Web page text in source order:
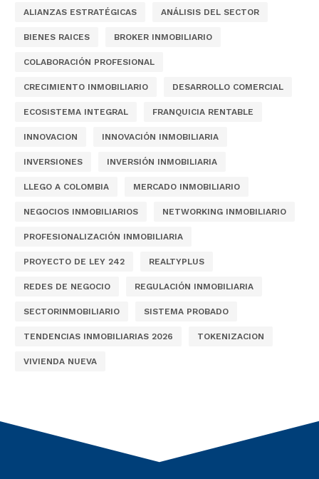
ALIANZAS ESTRATÉGICAS ANÁLISIS DEL SECTOR
BIENES RAICES BROKER INMOBILIARIO
COLABORACIÓN PROFESIONAL
CRECIMIENTO INMOBILIARIO DESARROLLO COMERCIAL
ECOSISTEMA INTEGRAL FRANQUICIA RENTABLE
INNOVACION INNOVACIÓN INMOBILIARIA
INVERSIONES INVERSIÓN INMOBILIARIA
LLEGO A COLOMBIA MERCADO INMOBILIARIO
NEGOCIOS INMOBILIARIOS NETWORKING INMOBILIARIO
PROFESIONALIZACIÓN INMOBILIARIA
PROYECTO DE LEY 242 REALTYPLUS
REDES DE NEGOCIO REGULACIÓN INMOBILIARIA
SECTORINMOBILIARIO SISTEMA PROBADO
TENDENCIAS INMOBILIARIAS 2026 TOKENIZACION
VIVIENDA NUEVA